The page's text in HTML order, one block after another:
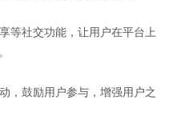
等社交功能，让用户在平台上
，鼓励用户参与，增强用户之